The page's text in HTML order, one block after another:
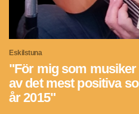
Eskilstuna
"För mig som
av det mest positiva
år 2015"